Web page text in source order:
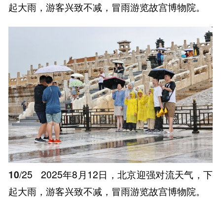
起大雨，游客兴致不减，冒雨游览故宫博物院。
10/25
2025年8月12日，北京迎强对流天气，下
起大雨，游客兴致不减，冒雨游览故宫博物院。